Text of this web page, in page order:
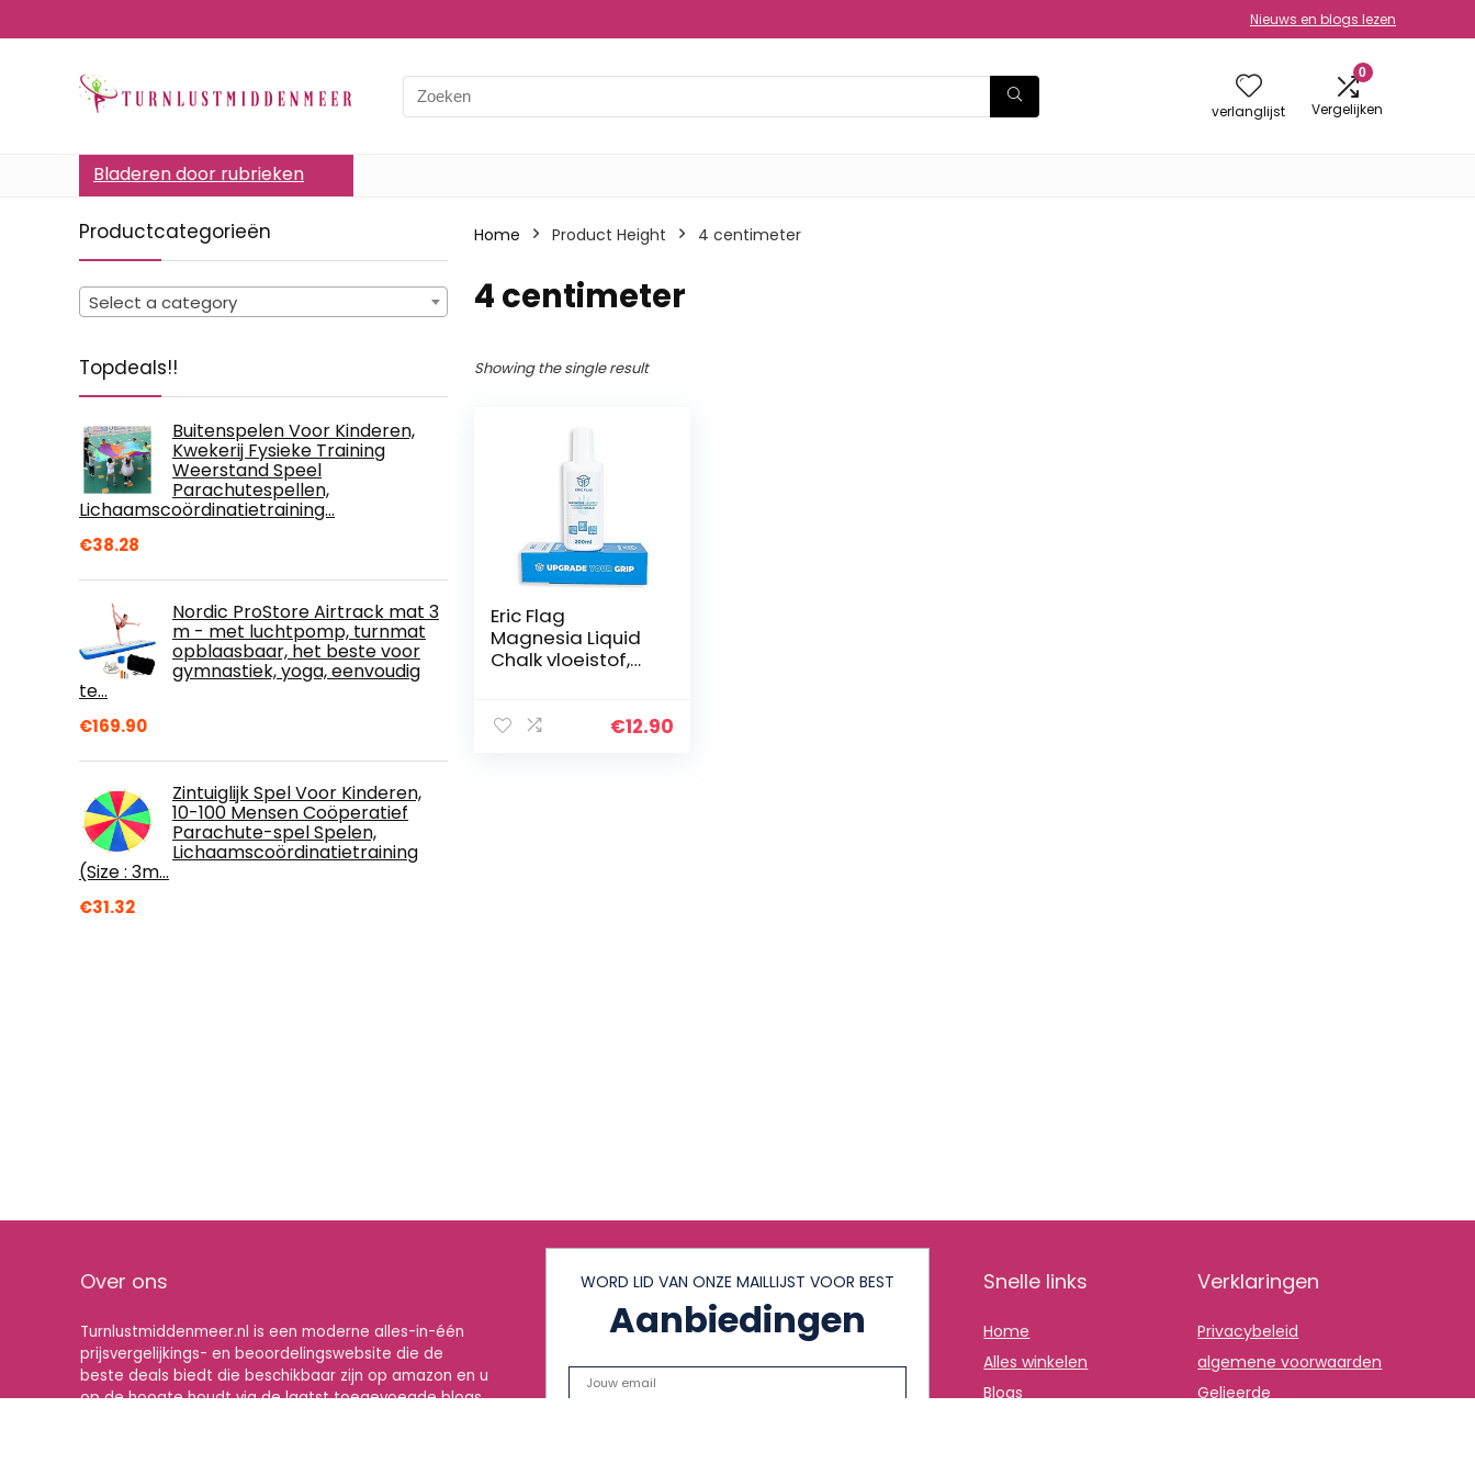
Nieuws en blogs lezen
verlanglijst
0
Vergelijken
Bladeren door rubrieken
Productcategorieën
Select a category
Topdeals!!
Buitenspelen Voor Kinderen,
Kwekerij Fysieke Training
Weerstand Speel
Parachutespellen,
Lichaamscoördinatietraining…
€38.28
Nordic ProStore Airtrack mat 3
m - met luchtpomp, turnmat
opblaasbaar, het beste voor
gymnastiek, yoga, eenvoudig
te…
€169.90
Zintuiglijk Spel Voor Kinderen,
10-100 Mensen Coöperatief
Parachute-spel Spelen,
Lichaamscoördinatietraining
(Size : 3m…
€31.32
Home Product Height ‎4 centimeter
‎4 centimeter
Showing the single result
Eric Flag
Magnesia Liquid
Chalk vloeistof,
vloeistof, 200 ml,
€12.90
Over ons
Turnlustmiddenmeer.nl is een moderne alles-in-één
prijsvergelijkings- en beoordelingswebsite die de
beste deals biedt die beschikbaar zijn op amazon en u
op de hoogte houdt via de laatst toegevoegde blogs.
WORD LID VAN ONZE MAILLIJST VOOR BEST
Aanbiedingen
Snelle links
Home
Alles winkelen
Blogs
Verklaringen
Privacybeleid
algemene voorwaarden
Gelieerde